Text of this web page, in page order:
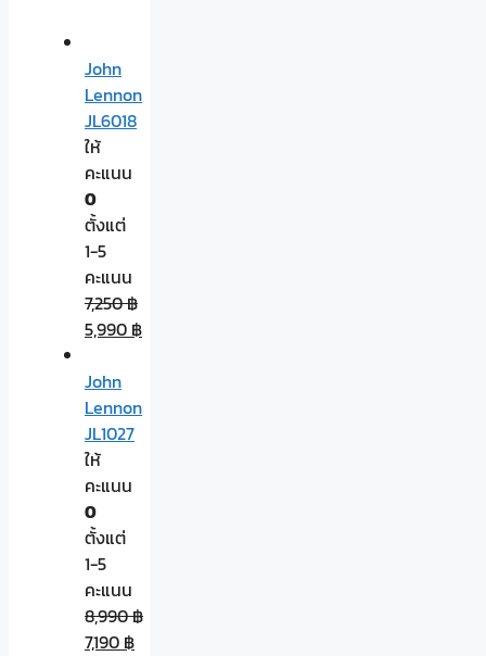
John
Lennon
JL6018
ให้
คะแนน
0
ตั้งแต่
1-5
คะแนน
7,250฿
5,990 ฿
John
Lennon
JL1027
ให้
คะแนน
0
ตั้งแต่
1-5
คะแนน
8,990฿
7,190 ฿